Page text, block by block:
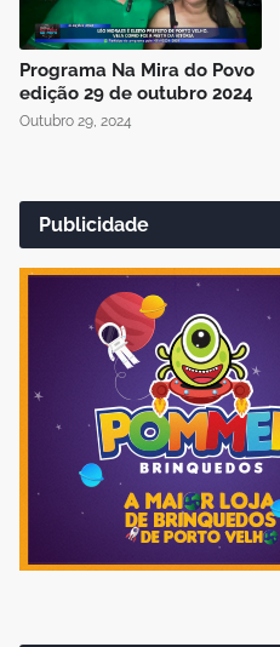
Programa Na Mira do Povo
edição 29 de outubro 2024
Outubro 29, 2024
Publicidade